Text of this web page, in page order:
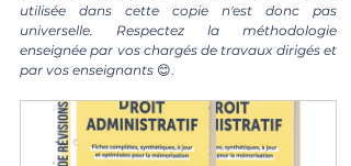
utilisée dans cette copie n'est donc pas
universelle. Respectez la méthodologie
enseignée par vos chargés de travaux dirigés et
par vos enseignants 😊.